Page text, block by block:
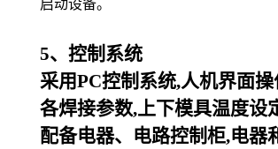
启动设备。
5、控制系统
采用PC控制系统,人机界面
各焊接参数,上下模具温度设
配备电器、电路控制柜,电器